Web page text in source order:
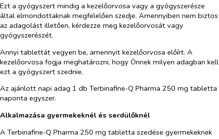
Ezt a gyógyszert mindig a kezelőorvosa vagy a gyógyszerésze
által elmondottaknak megfelelően szedje. Amennyiben nem biztos
az adagolást illetően, kérdezze meg kezelőorvosát vagy
gyógyszerészét.
Annyi tablettát vegyen be, amennyit kezelőorvosa előírt. A
kezelőorvosa fogja meghatározni, hogy Önnek milyen adagban kell
ezt a gyógyszert szednie.
Az ajánlott napi adag 1 db Terbinafine-Q Pharma 250 mg tabletta
naponta egyszer.
Alkalmazása gyermekeknél és serdülőknél
A Terbinafine-Q Pharma 250 mg tabletta szedése gyermekeknek